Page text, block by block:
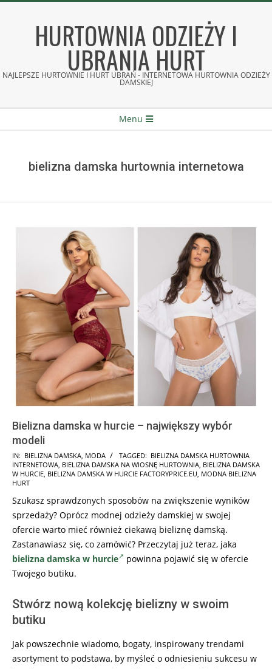
HURTOWNIA ODZIEŻY I
UBRANIA HURT
NAJLEPSZE HURTOWNIE I HURT UBRAŃ - INTERNETOWA HURTOWNIA ODZIEŻY
DAMSKIEJ
Menu
bielizna damska hurtownia internetowa
Bielizna damska w hurcie – największy wybór
modeli
2023-
02-
23
IN: BIELIZNA DAMSKA MODA TAGGED: BIELIZNA DAMSKA HURTOWNIA
INTERNETOWA BIELIZNA DAMSKA NA WIOSNĘ HURTOWNIA BIELIZNA DAMSKA
W HURCIE BIELIZNA DAMSKA W HURCIE FACTORYPRICE.EU MODNA BIELIZNA
HURT
Szukasz sprawdzonych sposobów na zwiększenie wyników
sprzedaży? Oprócz modnej odzieży damskiej w swojej
ofercie warto mieć również ciekawą bieliznę damską.
Zastanawiasz się, co zamówić? Przeczytaj już teraz, jaka
bielizna damska w hurcie
powinna pojawić się w ofercie
Twojego butiku.
Stwórz nową kolekcję bielizny w swoim
butiku
Jak powszechnie wiadomo, bogaty, inspirowany trendami
asortyment to podstawa, by myśleć o odniesieniu sukcesu w